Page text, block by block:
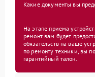
Какие документы вы
На этапе приема
ремонт вам будет
обязательств на ваше
по ремонту техники, вы
гарантийный талон.